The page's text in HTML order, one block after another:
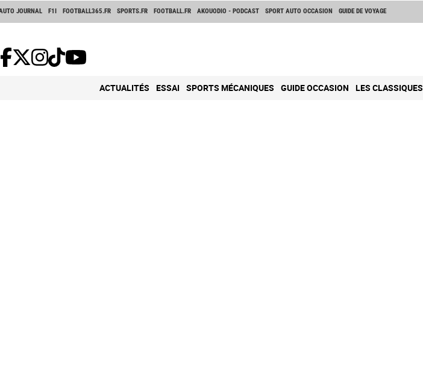
JOURNAL F1I FOOTBALL365.FR SPORTS.FR FOOTBALL.FR AKOUODIO - PODCAST SPORT AUTO OCCASION GUIDE DE VOYAGE
ACTUALITÉS ESSAI SPORTS MÉCANIQUES GUIDE OCCASION LES CLASSIQUES